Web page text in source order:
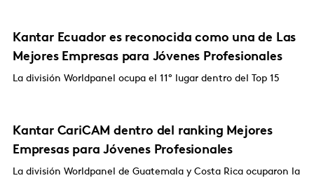
Kantar Ecuador es reconocida como una de Las
Mejores Empresas para Jóvenes Profesionales
La división Worldpanel ocupa el 11° lugar dentro del Top 15
Kantar CariCAM dentro del ranking Mejores
Empresas para Jóvenes Profesionales
La división Worldpanel de Guatemala y Costa Rica ocuparon la